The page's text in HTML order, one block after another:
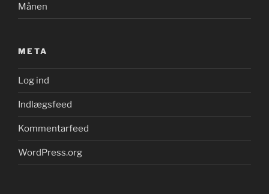
Månen
META
Log ind
Indlægsfeed
Kommentarfeed
WordPress.org